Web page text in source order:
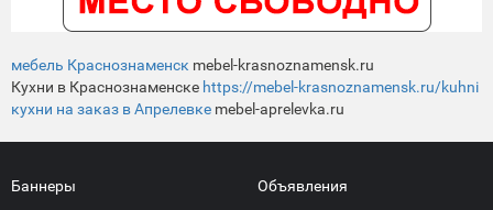
мебель Краснознаменск mebel-krasnoznamensk.ru
Кухни в Краснознаменске https://mebel-krasnoznamensk.ru/kuhni
кухни на заказ в Апрелевке mebel-aprelevka.ru
Баннеры Объявления